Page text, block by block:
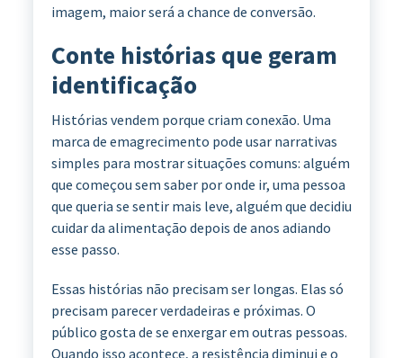
imagem, maior será a chance de conversão.
Conte histórias que geram
identificação
Histórias vendem porque criam conexão. Uma
marca de emagrecimento pode usar narrativas
simples para mostrar situações comuns: alguém
que começou sem saber por onde ir, uma pessoa
que queria se sentir mais leve, alguém que decidiu
cuidar da alimentação depois de anos adiando
esse passo.
Essas histórias não precisam ser longas. Elas só
precisam parecer verdadeiras e próximas. O
público gosta de se enxergar em outras pessoas.
Quando isso acontece, a resistência diminui e o